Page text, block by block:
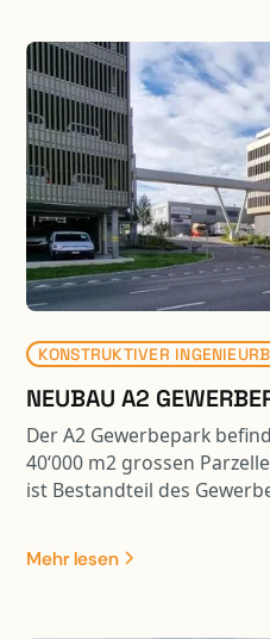
und Teile der Umgebung
Tonnen befahrbar. Der
zudem für
bestehenden
CFK-Lamellen und
verstärkt. Zur
bestehen die
Schaumglasschotter
KONSTRUKTIVER
NEUBAU A2
Der A2 Gewerbepark
40‘000 m2 grossen
ist Bestandteil des
stehen total 10‘000 m2
Gewerbeflächen zur
Mehr lesen